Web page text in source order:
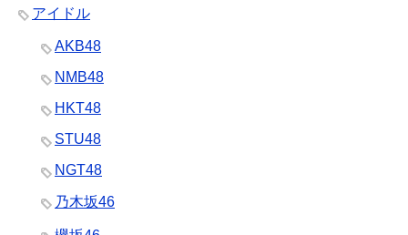
アイドル
AKB48
NMB48
HKT48
STU48
NGT48
乃木坂46